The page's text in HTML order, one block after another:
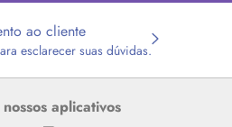
ao cliente
esclarecer suas dúvidas.
aplicativos